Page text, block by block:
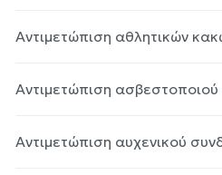
Αντιμετώπιση αθλητικών
Αντιμετώπιση
Αντιμετώπιση αυχενικού